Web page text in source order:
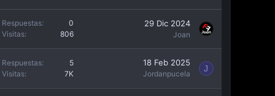
Respuestas
0
Visitas
806
29 Dic 2024
Joan
Respuestas
5
Visitas
7K
18 Feb 2025
Jordanpucela
J